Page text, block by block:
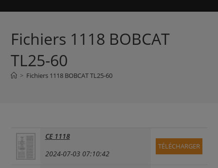
Fichiers 1118 BOBCAT
TL25-60
> Fichiers 1118 BOBCAT TL25-60
CE 1118
2024-07-03 07:10:42
TÉLÉCHARGER